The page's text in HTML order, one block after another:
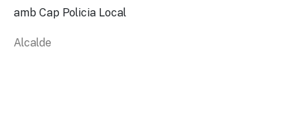
amb Cap Policia Local
Alcalde